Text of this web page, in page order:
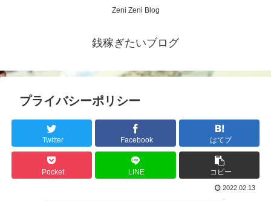
Zeni Zeni Blog
銭稼ぎたいブログ
プライバシーポリシー
Twitter Facebook はてブ
Pocket LINE コピー
2022.02.13